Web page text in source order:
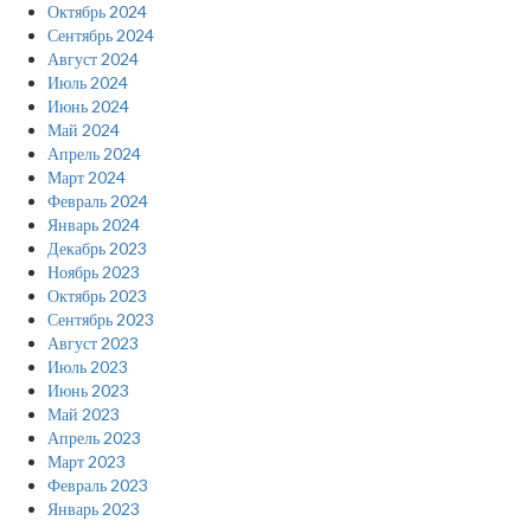
Октябрь 2024
Сентябрь 2024
Август 2024
Июль 2024
Июнь 2024
Май 2024
Апрель 2024
Март 2024
Февраль 2024
Январь 2024
Декабрь 2023
Ноябрь 2023
Октябрь 2023
Сентябрь 2023
Август 2023
Июль 2023
Июнь 2023
Май 2023
Апрель 2023
Март 2023
Февраль 2023
Январь 2023